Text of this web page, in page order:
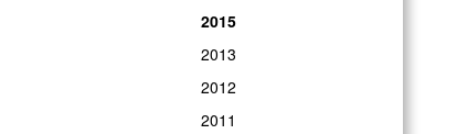
2015
2013
2012
2011